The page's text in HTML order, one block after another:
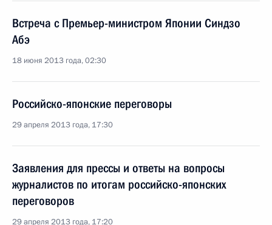
Встреча с Премьер-министром Японии Синдзо
Абэ
18 июня 2013 года, 02:30
Российско-японские переговоры
29 апреля 2013 года, 17:30
Заявления для прессы и ответы на вопросы
журналистов по итогам российско-японских
переговоров
29 апреля 2013 года, 17:20